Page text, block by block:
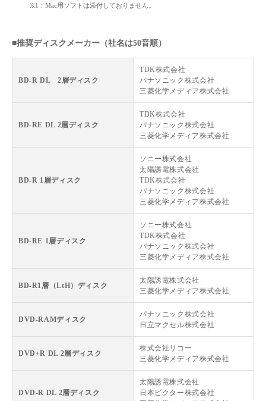
※1：Mac用ソフトは添付しておりません。
■推奨ディスクメーカー（社名は50音順）
BD-R DL 2層ディスク
TDK株式会社
パナソニック株式会社
三菱化学メディア株式会社
BD-RE DL 2層ディスク
TDK株式会社
パナソニック株式会社
三菱化学メディア株式会社
BD-R 1層ディスク
ソニー株式会社
太陽誘電株式会社
TDK株式会社
パナソニック株式会社
三菱化学メディア株式会社
BD-RE 1層ディスク
ソニー株式会社
TDK株式会社
パナソニック株式会社
三菱化学メディア株式会社
BD-R1層（LtH）ディスク
太陽誘電株式会社
三菱化学メディア株式会社
DVD-RAMディスク
パナソニック株式会社
日立マクセル株式会社
DVD+R DL 2層ディスク
株式会社リコー
三菱化学メディア株式会社
DVD-R DL 2層ディスク
太陽誘電株式会社
日本ビクター株式会社